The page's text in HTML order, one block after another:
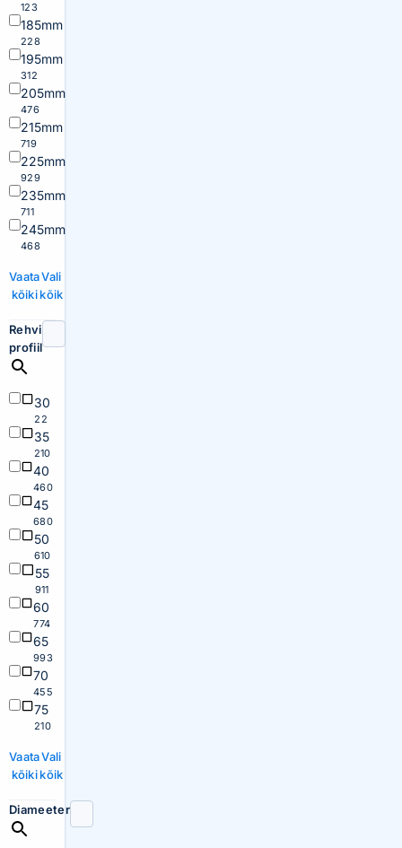
123
185mm
228
195mm
312
205mm
476
215mm
719
225mm
929
235mm
711
245mm
468
Vaata
kõiki
Vali
kõik
Rehvi
profiil
30
22
35
210
40
460
45
680
50
610
55
911
60
774
65
993
70
455
75
210
Vaata
kõiki
Vali
kõik
Diameeter